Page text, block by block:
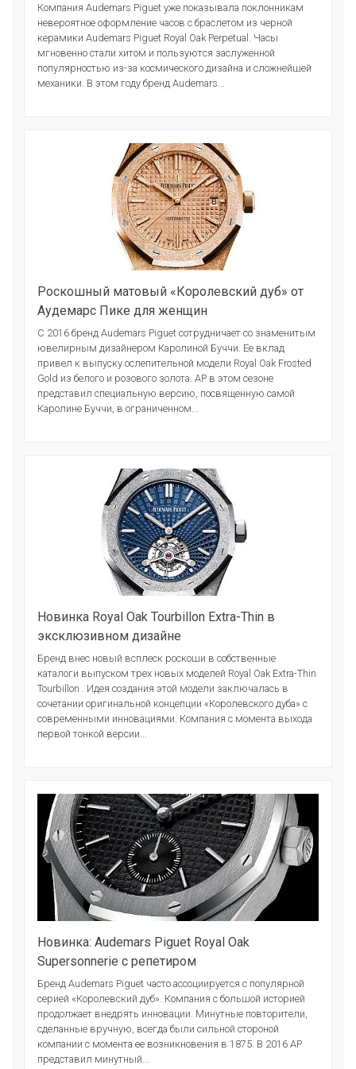
Компания Audemars Piguet уже показывала поклонникам
невероятное оформление часов с браслетом из черной
керамики Audemars Piguet Royal Oak Perpetual. Часы
мгновенно стали хитом и пользуются заслуженной
популярностью из-за космического дизайна и сложнейшей
механики. В этом году бренд Audemars...
Роскошный матовый «Королевский дуб» от
Аудемарс Пике для женщин
С 2016 бренд Audemars Piguet сотрудничает со знаменитым
ювелирным дизайнером Каролиной Буччи. Ее вклад
привел к выпуску ослепительной модели Royal Oak Frosted
Gold из белого и розового золота. AP в этом сезоне
представил специальную версию, посвященную самой
Каролине Буччи, в ограниченном...
Новинка Royal Oak Tourbillon Extra-Thin в
эксклюзивном дизайне
Бренд внес новый всплеск роскоши в собственные
каталоги выпуском трех новых моделей Royal Oak Extra-Thin
Tourbillon . Идея создания этой модели заключалась в
сочетании оригинальной концепции «Королевского дуба» с
современными инновациями. Компания с момента выхода
первой тонкой версии...
Новинка: Audemars Piguet Royal Oak
Supersonnerie с репетиром
Бренд Audemars Piguet часто ассоциируется с популярной
серией «Королевский дуб». Компания с большой историей
продолжает внедрять инновации. Минутные повторители,
сделанные вручную, всегда были сильной стороной
компании с момента ее возникновения в 1875. В 2016 АР
представил минутный...